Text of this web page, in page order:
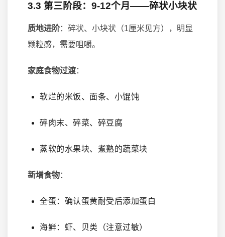
3.3 第三阶段：9-12个月——碎状小块状
质地进阶：碎状、小块状（1厘米见方），明显
颗粒感，需要咀嚼。
家庭食物过渡：
软烂的米饭、面条、小馄饨
碎肉末、碎菜、碎豆腐
蒸软的水果块、煮熟的蔬菜块
新增食物：
全蛋：确认蛋黄耐受后添加蛋白
海鲜：虾、贝类（注意过敏）